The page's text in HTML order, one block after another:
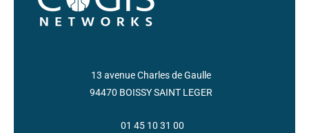
13 avenue Charles de Gaulle
94470 BOISSY SAINT LEGER
01 45 10 31 00